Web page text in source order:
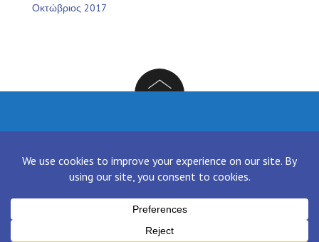
Οκτώβριος 2017